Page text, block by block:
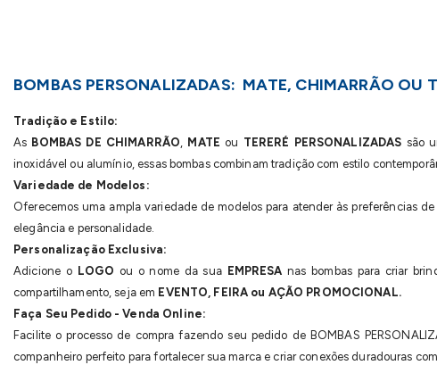
BOMBAS PERSONALIZADAS: MATE, CHIMARRÃO OU
Tradição e Estilo:
As BOMBAS DE CHIMARRÃO MATE ou TERERÉ PERSONALIZADAS são
inoxidável ou alumínio, essas bombas combinam tradição com estilo
Variedade de Modelos:
Oferecemos uma ampla variedade de modelos para atender às preferências
elegância e personalidade.
Personalização Exclusiva:
Adicione o LOGO ou o nome da sua EMPRESA nas bombas para criar
compartilhamento, seja em EVENTO, FEIRA ou AÇÃO PROMOCIONAL.
Faça Seu Pedido - Venda Online:
Facilite o processo de compra fazendo seu pedido de BOMBAS
companheiro perfeito para fortalecer sua marca e criar conexões duradouras